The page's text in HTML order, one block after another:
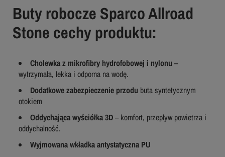
Buty robocze Sparco Allroad
Stone cechy produktu:
Cholewka z mikrofibry hydrofobowej i nylonu –
wytrzymała, lekka i odporna na wodę.
Dodatkowe zabezpieczenie przodu buta syntetycznym
otokiem
Oddychająca wyściółka 3D– komfort, przepływ powietrza i
oddychalność.
Wyjmowana wkładka antystatyczna PU